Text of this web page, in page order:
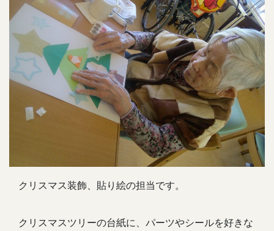
クリスマス装飾、貼り絵の担当です。
クリスマスツリーの台紙に、パーツやシールを好きな